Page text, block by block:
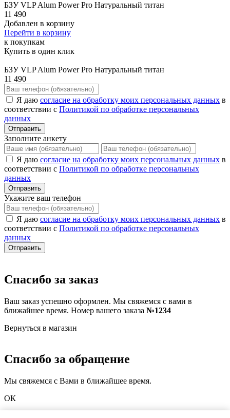
БЗУ VLP Alum Power Pro Натуральный титан
11 490
Добавлен в корзину
Перейти в корзину
к покупкам
Купить в один клик
БЗУ VLP Alum Power Pro Натуральный титан
11 490
Я даю согласие на обработку моих персональных данных в
соответствии с Политикой по обработке персональных
данных
Отправить
Заполните анкету
Я даю согласие на обработку моих персональных данных в
соответствии с Политикой по обработке персональных
данных
Отправить
Укажите ваш телефон
Я даю согласие на обработку моих персональных данных в
соответствии с Политикой по обработке персональных
данных
Отправить
Спасибо за заказ
Ваш заказ успешно оформлен. Мы свяжемся с вами в
ближайшее время. Номер вашего заказа №1234
Вернуться в магазин
Спасибо за обращение
Мы свяжемся с Вами в ближайшее время.
ОК